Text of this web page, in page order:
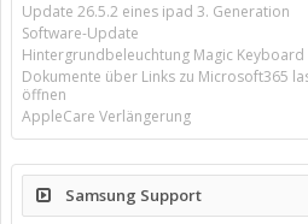
Update 26.5.2 eines ipad 3. Generation
Software-Update
Hintergrundbeleuchtung Magic Keyboard
Dokumente über Links zu Microsoft365
öffnen
AppleCare Verlängerung
Samsung Support